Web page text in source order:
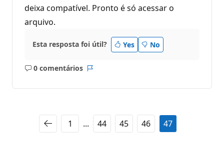
deixa compatível. Pronto é só acessar o
arquivo.
Esta resposta foi útil? Yes No
0 comentários
Sem
1 ... 44 45 46 47